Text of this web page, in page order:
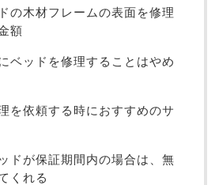
の木材フレームの表面を修理
額
ベッドを修理することはやめ
を依頼する時におすすめのサ
ドが保証期間内の場合は、無
くれる